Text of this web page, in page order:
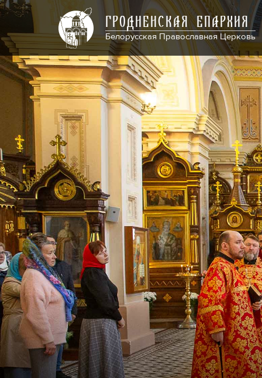
ГРОДНЕНСКАЯ ЕПАРХИЯ
Белорусская Православная Церковь